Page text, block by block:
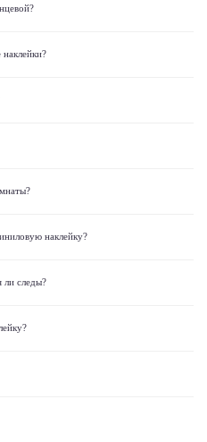
наклейку?
ли следы?